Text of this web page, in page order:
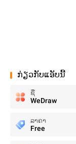
ກ່ຽວກັບແອັບນີ້
ຊື່
WeDraw
ລາຄາ
Free